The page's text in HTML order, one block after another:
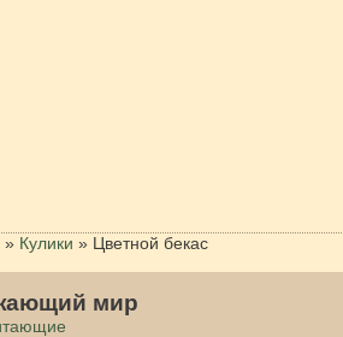
» Кулики » Цветной бекас
мир